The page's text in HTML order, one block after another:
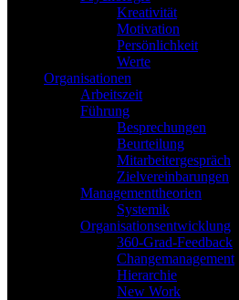
Kreativität
Motivation
Persönlichkeit
Werte
Organisationen
Arbeitszeit
Führung
Besprechungen
Beurteilung
Mitarbeitergespräch
Zielvereinbarungen
Managementtheorien
Systemik
Organisationsentwicklung
360-Grad-Feedback
Changemanagement
Hierarchie
New Work